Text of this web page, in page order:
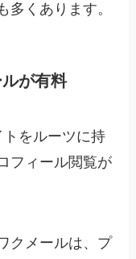
多くあります。
が有料
をルーツに持
フィール閲覧が
クメールは、プ